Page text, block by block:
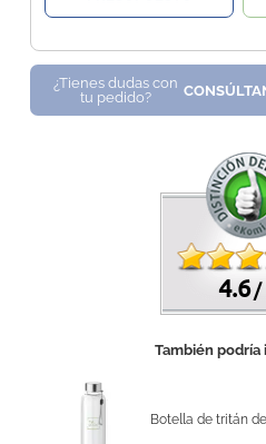
¿Tienes dudas con
tu pedido?
4.6 /
También podría
Botella de tritán